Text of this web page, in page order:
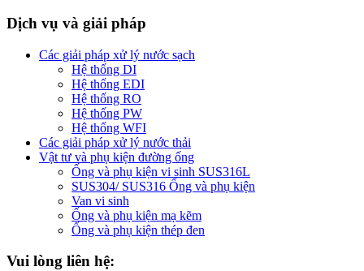
Dịch vụ và giải pháp
Các giải pháp xử lý nước sạch
Hệ thống DI
Hệ thống EDI
Hệ thống RO
Hệ thống PW
Hệ thống WFI
Các giải pháp xử lý nước thải
Vật tư và phụ kiện đường ống
Ống và phụ kiện vi sinh SUS316L
SUS304/ SUS316 Ống và phụ kiện
Van vi sinh
Ống và phụ kiện mạ kẽm
Ống và phụ kiện thép đen
Vui lòng liên hệ: